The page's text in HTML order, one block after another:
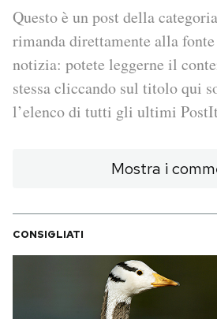
Scienza
Cultura
I MIEI PREFERITI
Questo è un post della
rimanda direttamente alla
notizia: potete leggerne il
stessa cliccando sul titolo qui
l’elenco di tutti gli ultimi
Mostra i
CONSIGLIATI